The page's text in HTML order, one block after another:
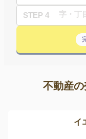
STEP 4
不動産
イ